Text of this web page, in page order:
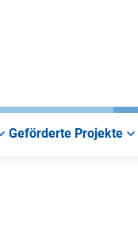
Geförderte Projekte